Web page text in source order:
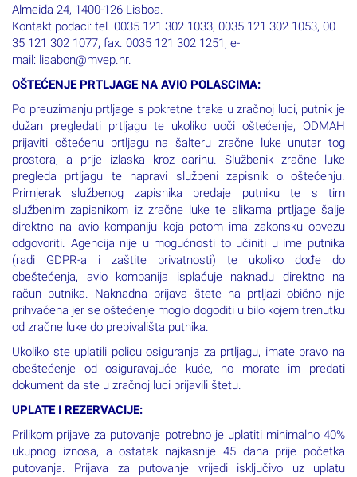
Almeida 24, 1400-126 Lisboa.
Kontakt podaci: tel. 0035 121 302 1033, 0035 121 302 1053, 00
35 121 302 1077, fax. 0035 121 302 1251, e-
mail: lisabon@mvep.hr.
OŠTEĆENJE PRTLJAGE NA AVIO POLASCIMA:
Po preuzimanju prtljage s pokretne trake u zračnoj luci, putnik je
dužan pregledati prtljagu te ukoliko uoči oštećenje, ODMAH
prijaviti oštećenu prtljagu na šalteru zračne luke unutar tog
prostora, a prije izlaska kroz carinu. Službenik zračne luke
pregleda prtljagu te napravi službeni zapisnik o oštećenju.
Primjerak službenog zapisnika predaje putniku te s tim
službenim zapisnikom iz zračne luke te slikama prtljage šalje
direktno na avio kompaniju koja potom ima zakonsku obvezu
odgovoriti. Agencija nije u mogućnosti to učiniti u ime putnika
(radi GDPR-a i zaštite privatnosti) te ukoliko dođe do
obeštećenja, avio kompanija isplaćuje naknadu direktno na
račun putnika. Naknadna prijava štete na prtljazi obično nije
prihvaćena jer se oštećenje moglo dogoditi u bilo kojem trenutku
od zračne luke do prebivališta putnika.
Ukoliko ste uplatili policu osiguranja za prtljagu, imate pravo na
obeštećenje od osiguravajuće kuće, no morate im predati
dokument da ste u zračnoj luci prijavili štetu.
UPLATE I REZERVACIJE:
Prilikom prijave za putovanje potrebno je uplatiti minimalno 40%
ukupnog iznosa, a ostatak najkasnije 45 dana prije početka
putovanja. Prijava za putovanje vrijedi isključivo uz uplatu